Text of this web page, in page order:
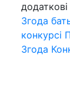
додаткові
Згода
конкурсі
Згода